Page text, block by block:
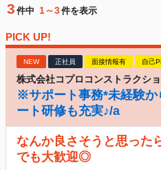
3 件中 1～3件を表示
PICK UP!
NEW 正社員 面接情報有 自己
株式会社コプロコンストラクシ
※サポート事務*未経験か
ート研修も充実♪/a
なんか良さそうと思った
でも大歓迎◎